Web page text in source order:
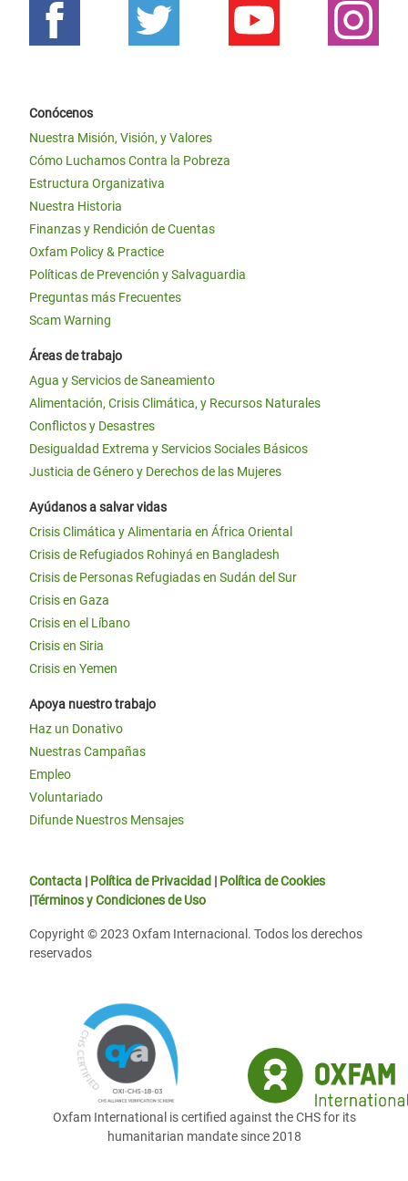
Conócenos
Nuestra Misión, Visión, y Valores
Cómo Luchamos Contra la Pobreza
Estructura Organizativa
Nuestra Historia
Finanzas y Rendición de Cuentas
Oxfam Policy & Practice
Políticas de Prevención y Salvaguardia
Preguntas más Frecuentes
Scam Warning
Áreas de trabajo
Agua y Servicios de Saneamiento
Alimentación, Crisis Climática, y Recursos Naturales
Conflictos y Desastres
Desigualdad Extrema y Servicios Sociales Básicos
Justicia de Género y Derechos de las Mujeres
Ayúdanos a salvar vidas
Crisis Climática y Alimentaria en África Oriental
Crisis de Refugiados Rohinyá en Bangladesh
Crisis de Personas Refugiadas en Sudán del Sur
Crisis en Gaza
Crisis en el Líbano
Crisis en Siria
Crisis en Yemen
Apoya nuestro trabajo
Haz un Donativo
Nuestras Campañas
Empleo
Voluntariado
Difunde Nuestros Mensajes
Contacta | Política de Privacidad | Política de Cookies
|Términos y Condiciones de Uso
Copyright © 2023 Oxfam Internacional. Todos los derechos
reservados
Oxfam International is certified against the CHS for its
humanitarian mandate since 2018